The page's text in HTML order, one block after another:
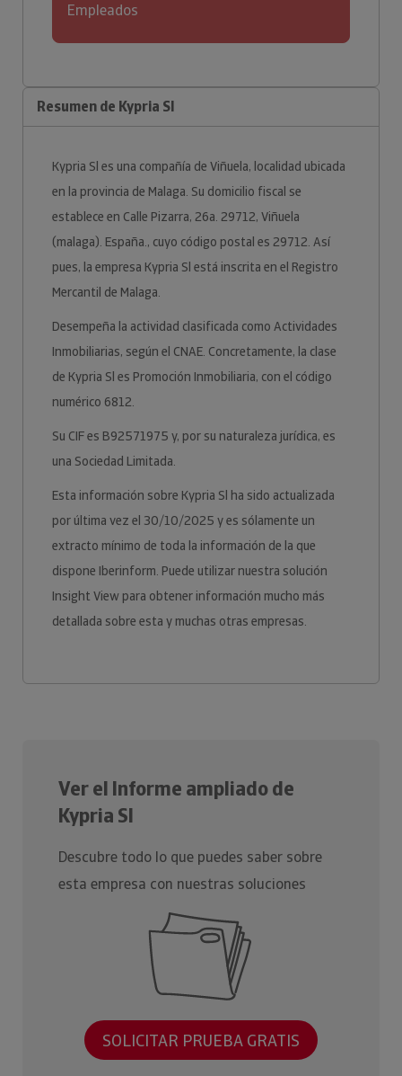
Empleados
Resumen de Kypria Sl
Kypria Sl es una compañía de Viñuela, localidad ubicada
en la provincia de Malaga. Su domicilio fiscal se
establece en Calle Pizarra, 26a. 29712, Viñuela
(malaga). España., cuyo código postal es 29712. Así
pues, la empresa Kypria Sl está inscrita en el Registro
Mercantil de Malaga.
Desempeña la actividad clasificada como Actividades
Inmobiliarias, según el CNAE. Concretamente, la clase
de Kypria Sl es Promoción Inmobiliaria, con el código
numérico 6812.
Su CIF es B92571975 y, por su naturaleza jurídica, es
una Sociedad Limitada.
Esta información sobre Kypria Sl ha sido actualizada
por última vez el 30/10/2025 y es sólamente un
extracto mínimo de toda la información de la que
dispone Iberinform. Puede utilizar nuestra solución
Insight View para obtener información mucho más
detallada sobre esta y muchas otras empresas.
Ver el Informe ampliado de
Kypria Sl
Descubre todo lo que puedes saber sobre
esta empresa con nuestras soluciones
SOLICITAR PRUEBA GRATIS